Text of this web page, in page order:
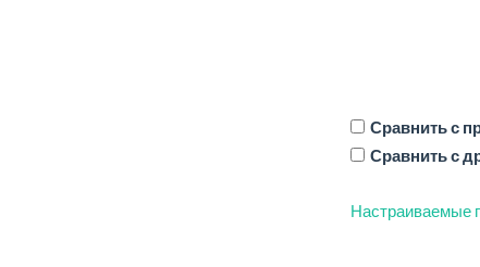
Сравнить с
Сравнить с
Настраиваемые